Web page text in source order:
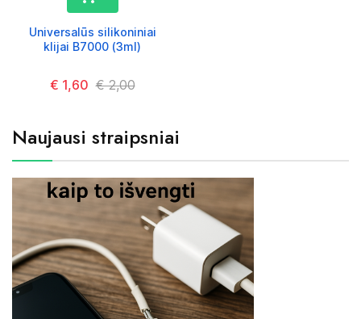
Universalūs silikoniniai
klijai B7000 (3ml)
Kaina
€ 1,60 Kaina
€ 2,00
Naujausi straipsniai